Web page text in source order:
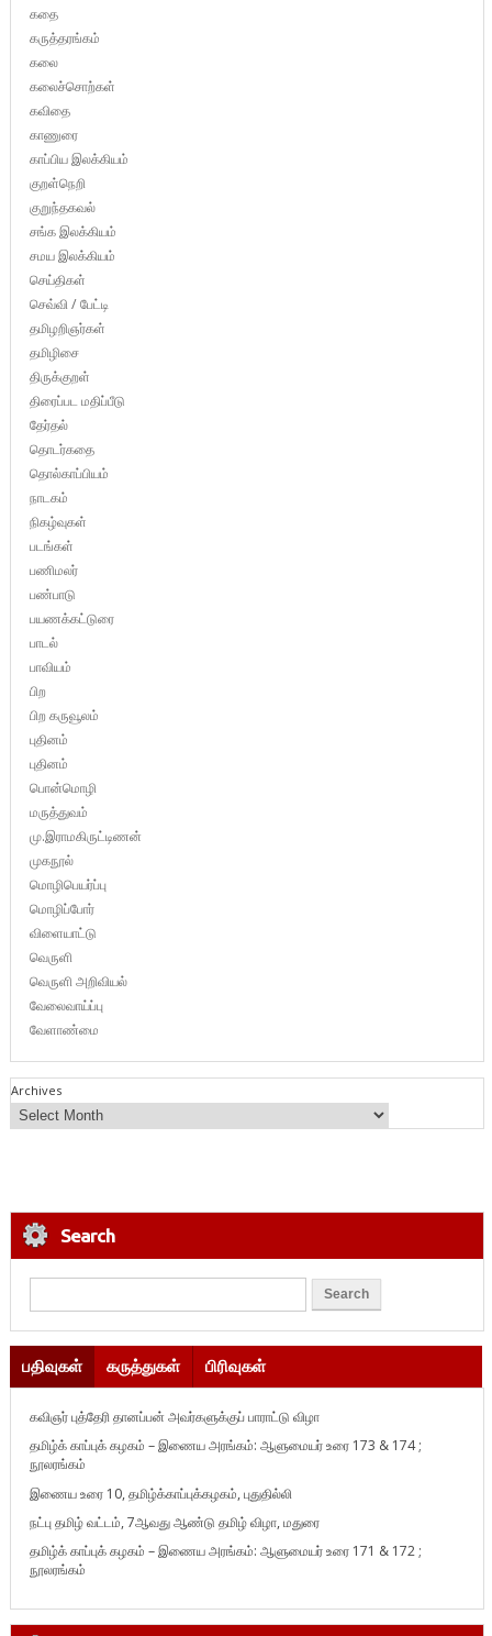
கதை
கருத்தரங்கம்
கலை
கலைச்சொற்கள்
கவிதை
காணுரை
காப்பிய இலக்கியம்
குறள்நெறி
குறுந்தகவல்
சங்க இலக்கியம்
சமய இலக்கியம்
செய்திகள்
செவ்வி / பேட்டி
தமிழறிஞர்கள்
தமிழிசை
திருக்குறள்
திரைப்பட மதிப்பீடு
தேர்தல்
தொடர்கதை
தொல்காப்பியம்
நாடகம்
நிகழ்வுகள்
படங்கள்
பணிமலர்
பண்பாடு
பயணக்கட்டுரை
பாடல்
பாவியம்
பிற
பிற கருவூலம்
புதினம்
புதினம்
பொன்மொழி
மருத்துவம்
மு.இராமகிருட்டிணன்
முகநூல்
மொழிபெயர்ப்பு
மொழிப்போர்
விளையாட்டு
வெருளி
வெருளி அறிவியல்
வேலைவாய்ப்பு
வேளாண்மை
Archives
Search
பதிவுகள் கருத்துகள் பிரிவுகள்
கவிஞர் புத்தேரி தானப்பன் அவர்களுக்குப் பாராட்டு விழா
தமிழ்க் காப்புக் கழகம் – இணைய அரங்கம்: ஆளுமையர் உரை 173 & 174 ;
நூலரங்கம்
இணைய உரை 10, தமிழ்க்காப்புக்கழகம், புதுதில்லி
நட்பு தமிழ் வட்டம், 7ஆவது ஆண்டு தமிழ் விழா, மதுரை
தமிழ்க் காப்புக் கழகம் – இணைய அரங்கம்: ஆளுமையர் உரை 171 & 172 ;
நூலரங்கம்